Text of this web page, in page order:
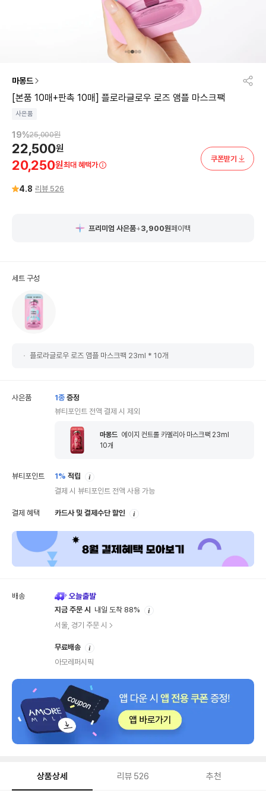
마몽드
[본품 10매+판촉 10매] 플로라글로우 로즈 앰플 마스크팩
사은품
19%25,000원
22,500원
20,250원최대 혜택가
쿠폰받기
4.8 리뷰 526
프리미엄 사은품+3,900원페이백
세트 구성
플로라글로우 로즈 앰플 마스크팩 23ml * 10개
사은품 1종 증정
뷰티포인트 전액 결제 시 제외
마몽드 에이지 컨트롤 카멜리아 마스크팩 23ml
10개
뷰티포인트 1% 적립
결제 시 뷰티포인트 전액 사용 가능
결제 혜택 카드사 및 결제수단 할인
배송
지금 주문 시
내일 도착 88%
서울, 경기 주문 시
무료배송
아모레퍼시픽
상품상세 리뷰 526 추천